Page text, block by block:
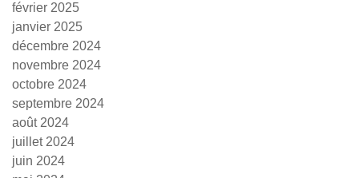
février 2025
janvier 2025
décembre 2024
novembre 2024
octobre 2024
septembre 2024
août 2024
juillet 2024
juin 2024